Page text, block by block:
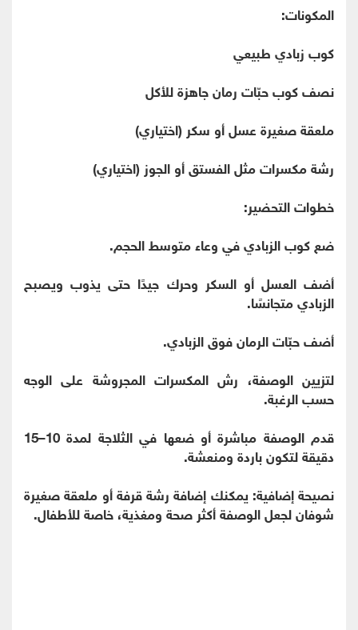
المكونات:
كوب زبادي طبيعي
نصف كوب حبّات رمان جاهزة للأكل
ملعقة صغيرة عسل أو سكر (اختياري)
رشة مكسرات مثل الفستق أو الجوز (اختياري)
خطوات التحضير:
ضع كوب الزبادي في وعاء متوسط الحجم.
أضف العسل أو السكر وحرك جيدًا حتى يذوب ويصبح
الزبادي متجانسًا.
أضف حبّات الرمان فوق الزبادي.
لتزيين الوصفة، رش المكسرات المجروشة على الوجه
حسب الرغبة.
قدم الوصفة مباشرة أو ضعها في الثلاجة لمدة 10–15
دقيقة لتكون باردة ومنعشة.
نصيحة إضافية: يمكنك إضافة رشة قرفة أو ملعقة صغيرة
شوفان لجعل الوصفة أكثر صحة ومغذية، خاصة للأطفال.